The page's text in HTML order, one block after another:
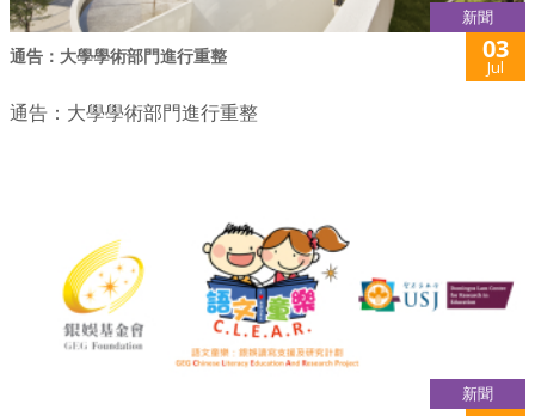
新聞
通告：大學學術部門進行重整 03
Jul
通告：大學學術部門進行重整
新聞